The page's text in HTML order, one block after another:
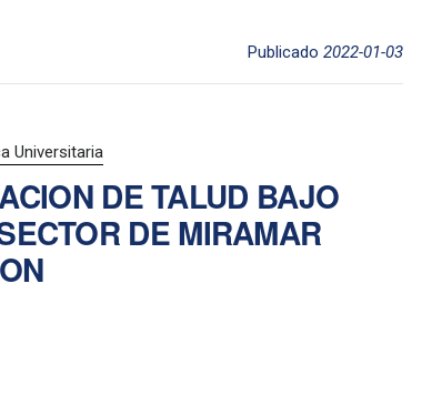
Publicado 2022-01-03
Universitaria
DE TALUD BAJO
DE MIRAMAR